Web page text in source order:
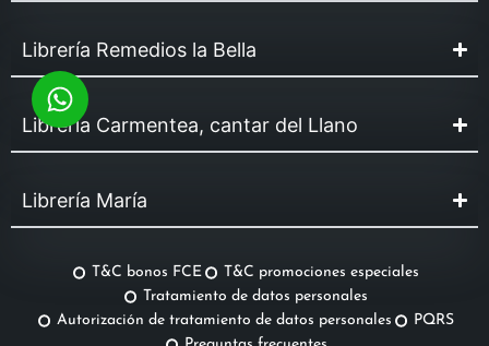
Librería Remedios la Bella
Librería Carmentea, cantar del Llano
Librería María
T&C bonos FCE
T&C promociones especiales
Tratamiento de datos personales
Autorización de tratamiento de datos personales
PQRS